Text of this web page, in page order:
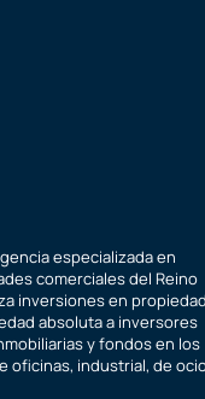
especializada en
comerciales del Reino
inversiones en
absoluta a inversores
y fondos en los
oficinas, industrial, de